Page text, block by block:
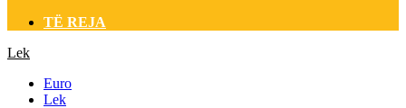
TË REJA
Lek
Euro
Lek